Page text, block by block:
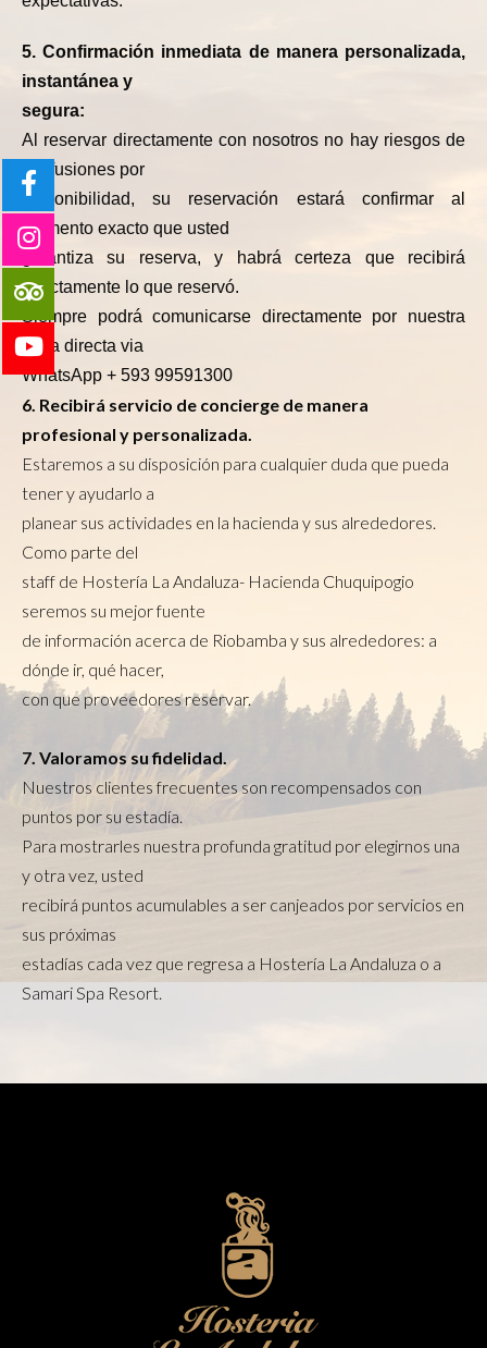
5. Confirmación inmediata de manera personalizada,
instantánea y
segura:
Al reservar directamente con nosotros no hay riesgos de
confusiones por
disponibilidad, su reservación estará confirmar al
momento exacto que usted
garantiza su reserva, y habrá certeza que recibirá
exactamente lo que reservó.
Siempre podrá comunicarse directamente por nuestra
línea directa via
WhatsApp + 593 99591300
6. Recibirá servicio de concierge de manera
profesional y personalizada.
Estaremos a su disposición para cualquier duda que pueda
tener y ayudarlo a
planear sus actividades en la hacienda y sus alrededores.
Como parte del
staff de Hostería La Andaluza- Hacienda Chuquipogio
seremos su mejor fuente
de información acerca de Riobamba y sus alrededores: a
dónde ir, qué hacer,
con que proveedores reservar.
7. Valoramos su fidelidad.
Nuestros clientes frecuentes son recompensados con
puntos por su estadía.
Para mostrarles nuestra profunda gratitud por elegirnos una
y otra vez, usted
recibirá puntos acumulables a ser canjeados por servicios en
sus próximas
estadías cada vez que regresa a Hostería La Andaluza o a
Samari Spa Resort.